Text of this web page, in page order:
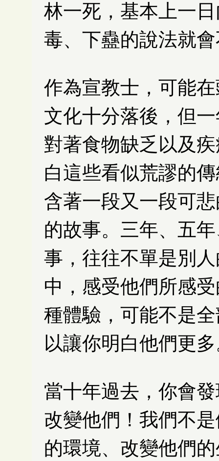
林一死，基本上一
毒、下蠱的說法就
作為宣教士，可能
文化十分落後，但
對著食物缺乏以及
白這些看似荒謬的
含著一段又一段可
的故事。三年、五
事，往往不單是別
中，感受他們所感
種體驗，可能不是
以讓你明白他們更
當十年過去，你會
改變他們！我們不
的環境、改變他們